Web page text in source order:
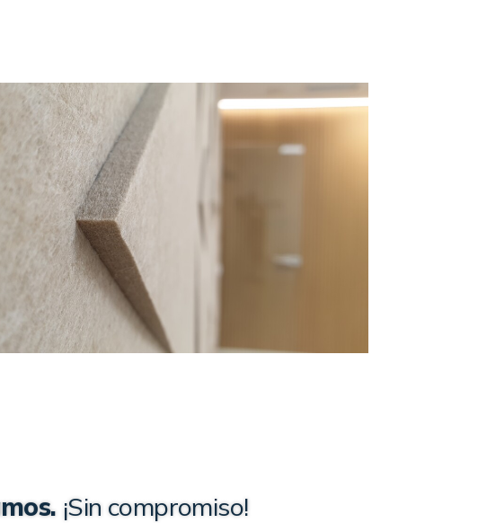
¡Sin compromiso!